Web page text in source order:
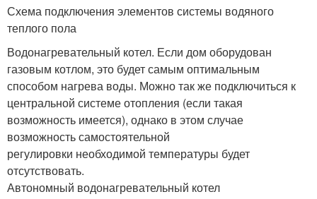
Схема подключения элементов системы водяного
теплого пола
Водонагревательный котел. Если дом оборудован
газовым котлом, это будет самым оптимальным
способом нагрева воды. Можно так же подключиться к
центральной системе отопления (если такая
возможность имеется), однако в этом случае
возможность самостоятельной
регулировки необходимой температуры будет
отсутствовать.
Автономный водонагревательный котел